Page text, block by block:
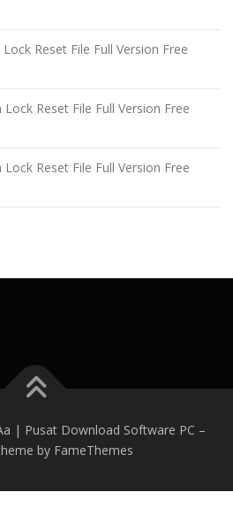
Reset File Full Version Free
Reset File Full Version Free
Reset File Full Version Free
| Pusat Download Software PC –
by FameThemes